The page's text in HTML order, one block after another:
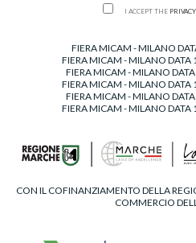
I ACCEPT THE
FIERA MICAM - MILANO
FIERA MICAM - MILANO DATA
FIERA MICAM - MILANO
FIERA MICAM - MILANO DATA
FIERA MICAM - MILANO
FIERA MICAM - MILANO DATA
CON IL COFINANZIAMENTO DELLA
COMMERCIO